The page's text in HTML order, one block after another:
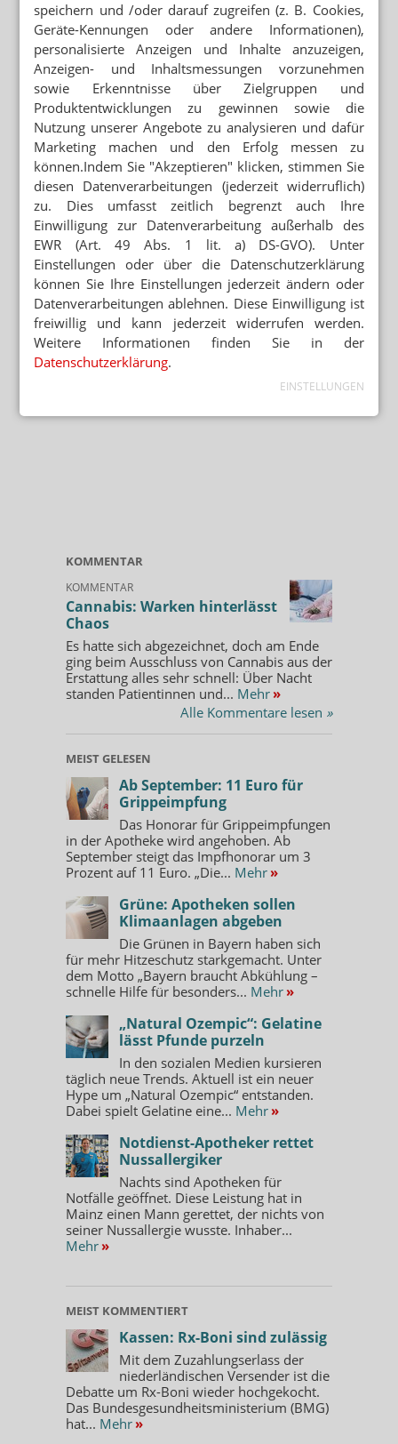
speichern und /oder darauf zugreifen (z. B. Cookies,
Geräte-Kennungen oder andere Informationen),
personalisierte Anzeigen und Inhalte anzuzeigen,
Anzeigen- und Inhaltsmessungen vorzunehmen
sowie Erkenntnisse über Zielgruppen und
Produktentwicklungen zu gewinnen sowie die
Nutzung unserer Angebote zu analysieren und dafür
Marketing machen und den Erfolg messen zu
können.Indem Sie "Akzeptieren" klicken, stimmen Sie
diesen Datenverarbeitungen (jederzeit widerruflich)
zu. Dies umfasst zeitlich begrenzt auch Ihre
Einwilligung zur Datenverarbeitung außerhalb des
EWR (Art. 49 Abs. 1 lit. a) DS-GVO). Unter
Einstellungen oder über die Datenschutzerklärung
können Sie Ihre Einstellungen jederzeit ändern oder
Datenverarbeitungen ablehnen. Diese Einwilligung ist
freiwillig und kann jederzeit widerrufen werden.
Weitere Informationen finden Sie in der
Datenschutzerklärung.
EINSTELLUNGEN
KOMMENTAR
KOMMENTAR
Cannabis: Warken hinterlässt
Chaos
Es hatte sich abgezeichnet, doch am Ende
ging beim Ausschluss von Cannabis aus der
Erstattung alles sehr schnell: Über Nacht
standen Patientinnen und... Mehr »
Alle Kommentare lesen »
MEIST GELESEN
Ab September: 11 Euro für
Grippeimpfung
Das Honorar für Grippeimpfungen
in der Apotheke wird angehoben. Ab
September steigt das Impfhonorar um 3
Prozent auf 11 Euro. „Die... Mehr »
Grüne: Apotheken sollen
Klimaanlagen abgeben
Die Grünen in Bayern haben sich
für mehr Hitzeschutz starkgemacht. Unter
dem Motto „Bayern braucht Abkühlung –
schnelle Hilfe für besonders... Mehr »
„Natural Ozempic“: Gelatine
lässt Pfunde purzeln
In den sozialen Medien kursieren
täglich neue Trends. Aktuell ist ein neuer
Hype um „Natural Ozempic“ entstanden.
Dabei spielt Gelatine eine... Mehr »
Notdienst-Apotheker rettet
Nussallergiker
Nachts sind Apotheken für
Notfälle geöffnet. Diese Leistung hat in
Mainz einen Mann gerettet, der nichts von
seiner Nussallergie wusste. Inhaber...
Mehr »
MEIST KOMMENTIERT
Kassen: Rx-Boni sind zulässig
Mit dem Zuzahlungserlass der
niederländischen Versender ist die
Debatte um Rx-Boni wieder hochgekocht.
Das Bundesgesundheitsministerium (BMG)
hat... Mehr »